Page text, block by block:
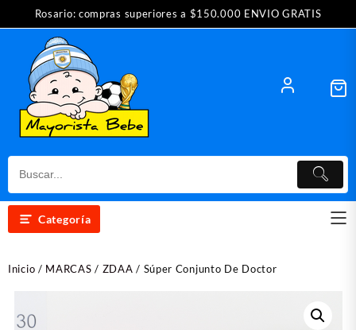
contenido
Rosario: compras superiores a $150.000 ENVIO GRATIS
Categoría
Inicio / MARCAS / ZDAA / Súper Conjunto De Doctor